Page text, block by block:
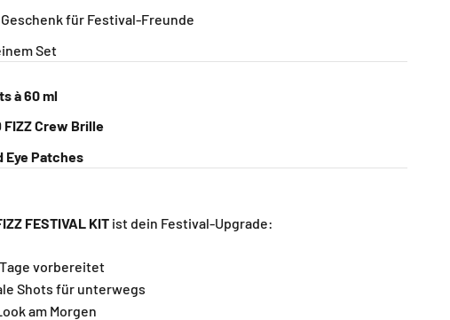
für Festival-Freunde
Set
à 60 ml
FIZZ Crew Brille
Eye Patches
FESTIVAL KIT ist dein Festival-Upgrade:
vorbereitet
Shots für unterwegs
am Morgen